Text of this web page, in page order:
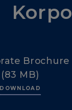
Brochure
(83 MB)
DOWNLOAD